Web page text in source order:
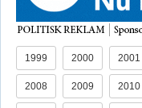
1999 2000 2001
2008 2009 2010